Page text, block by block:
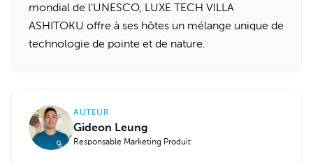
mondial de l'UNESCO, LUXE TECH VILLA
ASHITOKU offre à ses hôtes un mélange unique de
technologie de pointe et de nature.
AUTEUR
Gideon Leung
Responsable Marketing Produit